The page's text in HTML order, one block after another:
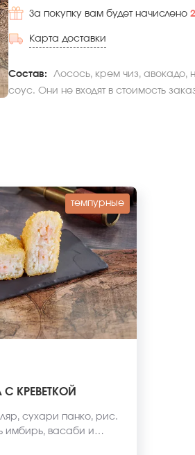
За покупку вам будет начислено
Карта доставки
Состав:
Лосось, крем чиз, авокадо,
соус. Они не входят в стоимость
темпурные
КРЕВЕТКОЙ
сухари панко, рис.
имбирь, васаби и